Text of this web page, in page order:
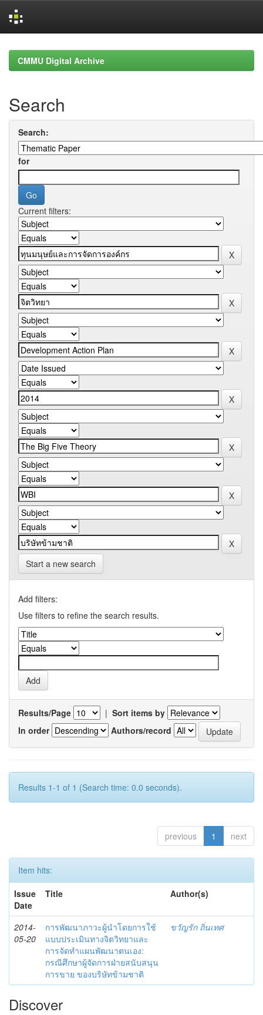
navigationCMMU Digital Archive
Search
Search:
for
Current filters:
Start a new search
Add filters:
Use filters to refine the search results.
Results/Page | Sort items by
In order
Authors/record
Results 1-1 of 1 (Search time: 0.0 seconds).
previous 1 next
Item hits:
Issue
Date
Title Author(s)
2014-
05-20
การพัฒนาภาวะผู้นำโดยการใช้
แบบประเมินทางจิตวิทยาและ
การจัดทำแผนพัฒนาตนเอง:
กรณีศึกษาผู้จัดการฝ่ายสนับสนุน
การขาย ของบริษัทข้ามชาติ
ขวัญรัก ถิ่นเทศ
Discover